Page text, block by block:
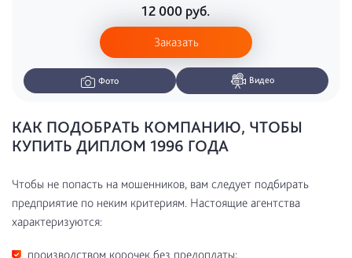
12 000 руб.
Заказать
Фото Видео
КАК ПОДОБРАТЬ КОМПАНИЮ, ЧТОБЫ
КУПИТЬ ДИПЛОМ 1996 ГОДА
Чтобы не попасть на мошенников, вам следует подбирать
предприятие по неким критериям. Настоящие агентства
характеризуются:
производством корочек без предоплаты;